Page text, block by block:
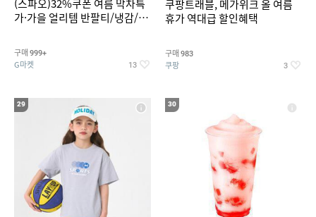
(스파오)32%쿠폰 여름 막차특
가·가을 얼리템 반팔티/냉감/반
건 외 ~74%OFF
구매 999+
G마켓 13
쿠팡트래블, 메가위크 올 여름
휴가 역대급 할인혜택
구매 983
쿠팡 3
29 30